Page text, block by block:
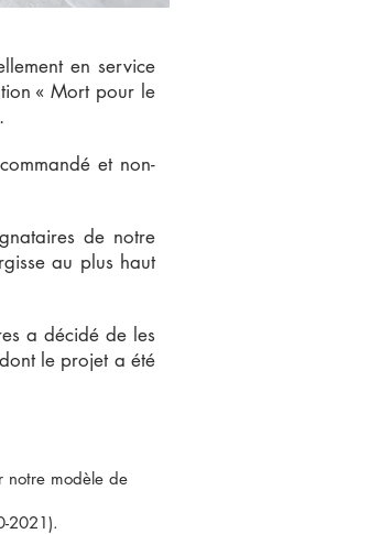
en service
« Mort pour le
et non-
de notre
au plus haut
a décidé de les
le projet a été
notre modèle de
2021).